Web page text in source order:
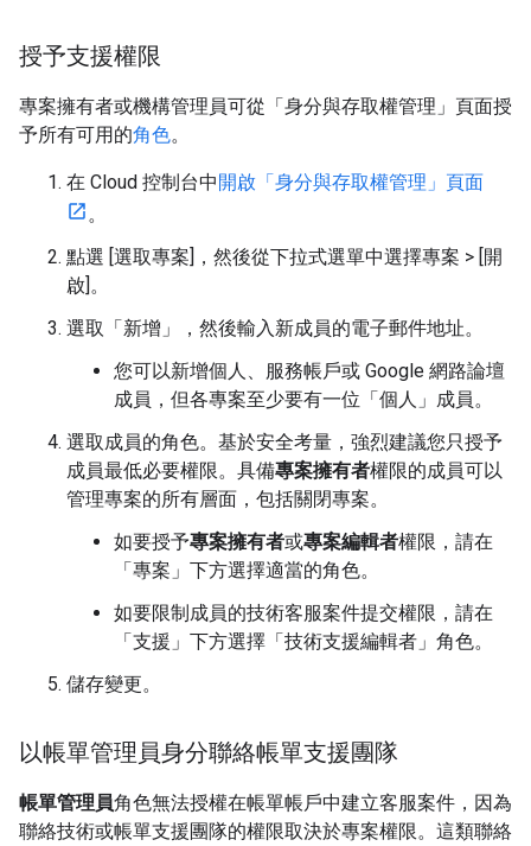
授予支援權限
專案擁有者或機構管理員可從「身分與存取權管理」頁面授
予所有可用的角色。
在 Cloud 控制台中開啟「身分與存取權管理」頁面
。
點選 [選取專案] ，然後從下拉式選單中選擇專案 > [開
啟] 。
選取「新增」
，然後輸入新成員的電子郵件地址。
您可以新增個人、服務帳戶或 Google 網路論壇
成員，但各專案至少要有一位「個人」成員。
選取成員的角色。基於安全考量，強烈建議您只授予
成員最低必要權限。具備專案擁有者權限的成員可以
管理專案的所有層面，包括關閉專案。
如要授予專案擁有者或專案編輯者權限，請在
「專案」 下方選擇適當的角色。
如要限制成員的技術客服案件提交權限，請在
「支援」 下方選擇「技術支援編輯者」 角色。
儲存變更。
以帳單管理員身分聯絡帳單支援團隊
帳單管理員角色無法授權在帳單帳戶中建立客服案件，因為
聯絡技術或帳單支援團隊的權限取決於專案權限。這類聯絡